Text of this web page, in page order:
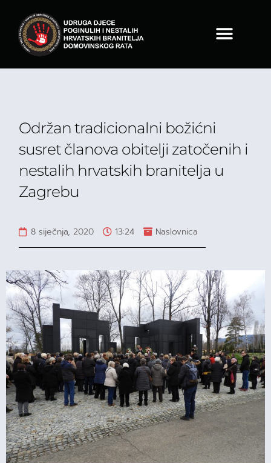
Održan tradicionalni božićni
susret članova obitelji zatočenih i
nestalih hrvatskih branitelja u
Zagrebu
8 siječnja, 2020 13:24 Naslovnica